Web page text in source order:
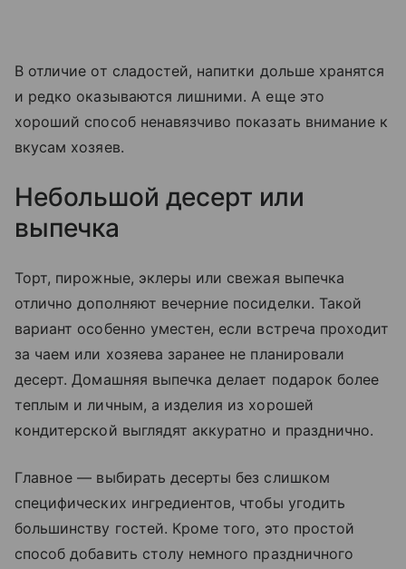
В отличие от сладостей, напитки дольше хранятся
и редко оказываются лишними. А еще это
хороший способ ненавязчиво показать внимание к
вкусам хозяев.
Небольшой десерт или
выпечка
Торт, пирожные, эклеры или свежая выпечка
отлично дополняют вечерние посиделки. Такой
вариант особенно уместен, если встреча проходит
за чаем или хозяева заранее не планировали
десерт. Домашняя выпечка делает подарок более
теплым и личным, а изделия из хорошей
кондитерской выглядят аккуратно и празднично.
Главное — выбирать десерты без слишком
специфических ингредиентов, чтобы угодить
большинству гостей. Кроме того, это простой
способ добавить столу немного праздничного